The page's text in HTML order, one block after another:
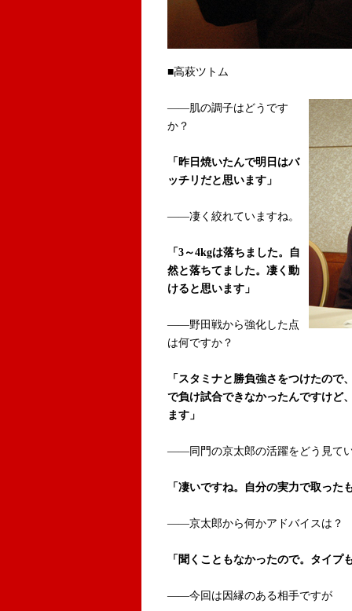
■高萩ツトム
――肌の調子はどうです
か？
「昨日焼いたんで明日はバ
ッチリだと思います」
――凄く絞れていますね。
「3～4kgは落ちました。自
然と落ちてました。凄く動
けると思います」
――野田戦から強化した点
は何ですか？
「スタミナと勝負強さをつけたの
で負け試合できなかったんですけど
ます」
――同門の京太郎の活躍をどう見て
「凄いですね。自分の実力で取った
――京太郎から何かアドバイスは？
「聞くこともなかったので。タイ
――今回は因縁のある相手ですが